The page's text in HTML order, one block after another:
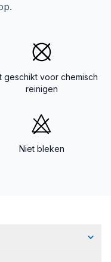
geschikt voor chemisch
reinigen
Niet bleken